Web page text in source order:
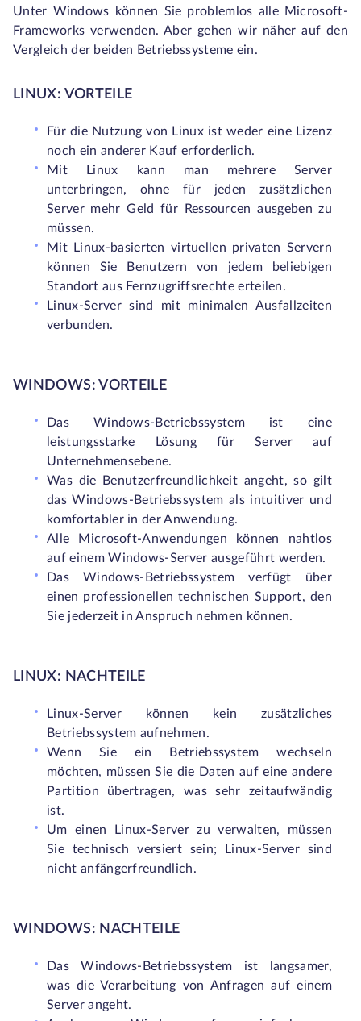
Unter Windows können Sie problemlos alle Microsoft-
Frameworks verwenden. Aber gehen wir näher auf den
Vergleich der beiden Betriebssysteme ein.
LINUX: VORTEILE
Für die Nutzung von Linux ist weder eine Lizenz
noch ein anderer Kauf erforderlich.
Mit Linux kann man mehrere Server
unterbringen, ohne für jeden zusätzlichen
Server mehr Geld für Ressourcen ausgeben zu
müssen.
Mit Linux-basierten virtuellen privaten Servern
können Sie Benutzern von jedem beliebigen
Standort aus Fernzugriffsrechte erteilen.
Linux-Server sind mit minimalen Ausfallzeiten
verbunden.
WINDOWS: VORTEILE
Das Windows-Betriebssystem ist eine
leistungsstarke Lösung für Server auf
Unternehmensebene.
Was die Benutzerfreundlichkeit angeht, so gilt
das Windows-Betriebssystem als intuitiver und
komfortabler in der Anwendung.
Alle Microsoft-Anwendungen können nahtlos
auf einem Windows-Server ausgeführt werden.
Das Windows-Betriebssystem verfügt über
einen professionellen technischen Support, den
Sie jederzeit in Anspruch nehmen können.
LINUX: NACHTEILE
Linux-Server können kein zusätzliches
Betriebssystem aufnehmen.
Wenn Sie ein Betriebssystem wechseln
möchten, müssen Sie die Daten auf eine andere
Partition übertragen, was sehr zeitaufwändig
ist.
Um einen Linux-Server zu verwalten, müssen
Sie technisch versiert sein; Linux-Server sind
nicht anfängerfreundlich.
WINDOWS: NACHTEILE
Das Windows-Betriebssystem ist langsamer,
was die Verarbeitung von Anfragen auf einem
Server angeht.